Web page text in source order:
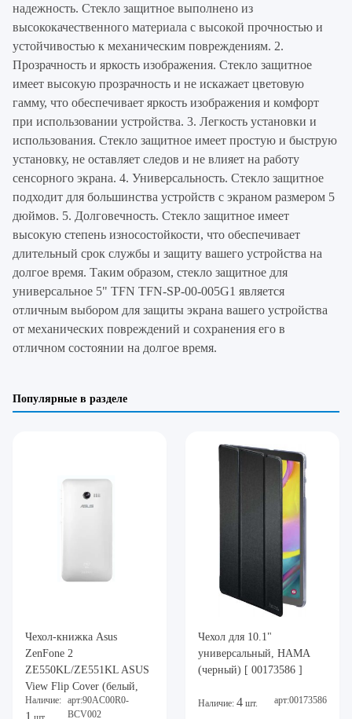
надежность. Стекло защитное выполнено из
высококачественного материала с высокой прочностью и
устойчивостью к механическим повреждениям. 2.
Прозрачность и яркость изображения. Стекло защитное
имеет высокую прозрачность и не искажает цветовую
гамму, что обеспечивает яркость изображения и комфорт
при использовании устройства. 3. Легкость установки и
использования. Стекло защитное имеет простую и быструю
установку, не оставляет следов и не влияет на работу
сенсорного экрана. 4. Универсальность. Стекло защитное
подходит для большинства устройств с экраном размером 5
дюймов. 5. Долговечность. Стекло защитное имеет
высокую степень износостойкости, что обеспечивает
длительный срок службы и защиту вашего устройства на
долгое время. Таким образом, стекло защитное для
универсальное 5" TFN TFN-SP-00-005G1 является
отличным выбором для защиты экрана вашего устройства
от механических повреждений и сохранения его в
отличном состоянии на долгое время.
Популярные в разделе
Чехол-книжка Asus
ZenFone 2
ZE550KL/ZE551KL ASUS
View Flip Cover (белый,
полиуретан/поликарбонат,
Наличие:
1
арт:90AC00R0-
BCV002
Чехол для 10.1"
универсальный, HAMA
(черный) [ 00173586 ]
Наличие: 4 шт. арт:00173586